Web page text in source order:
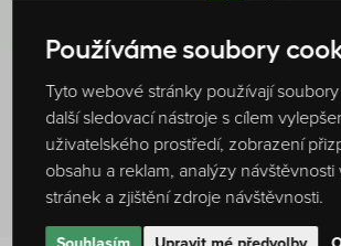
Hodnocení
90 %2hodnocení
Používáme soubory
Tyto webové stránky používají
další sledovací nástroje s cílem
uživatelského prostředí, zobrazení
obsahu a reklam, analýzy
stránek a zjištění zdroje návštěvnosti.